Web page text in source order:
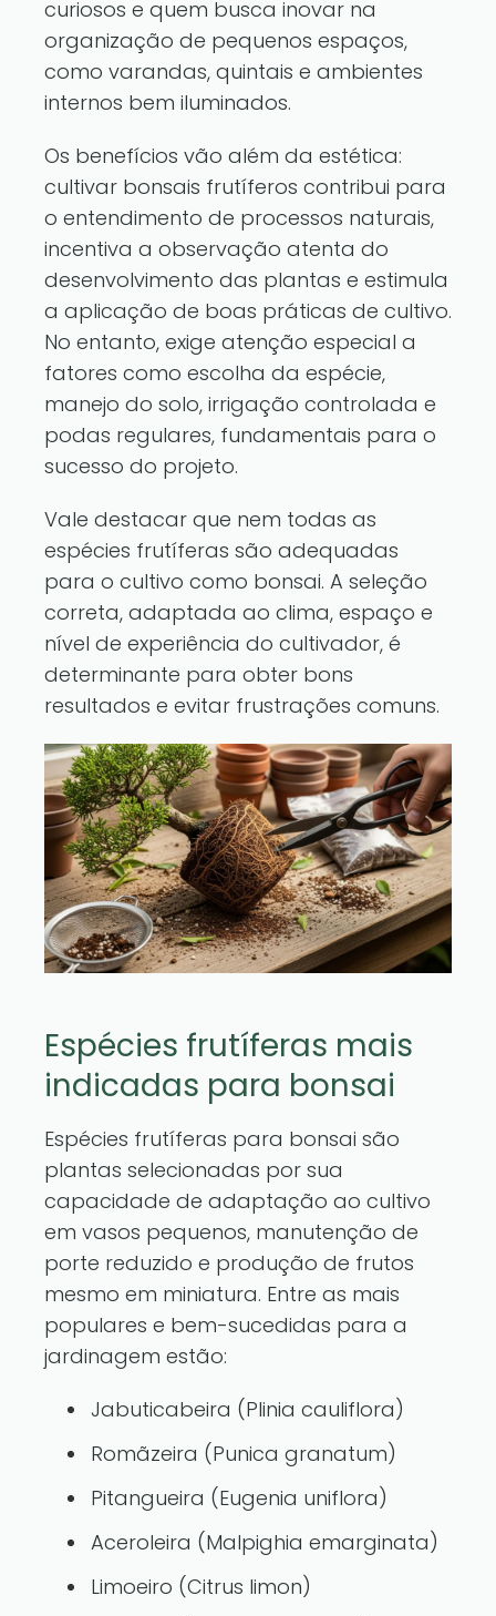
curiosos e quem busca inovar na
organização de pequenos espaços,
como varandas, quintais e ambientes
internos bem iluminados.
Os benefícios vão além da estética:
cultivar bonsais frutíferos contribui para
o entendimento de processos naturais,
incentiva a observação atenta do
desenvolvimento das plantas e estimula
a aplicação de boas práticas de cultivo.
No entanto, exige atenção especial a
fatores como escolha da espécie,
manejo do solo, irrigação controlada e
podas regulares, fundamentais para o
sucesso do projeto.
Vale destacar que nem todas as
espécies frutíferas são adequadas
para o cultivo como bonsai. A seleção
correta, adaptada ao clima, espaço e
nível de experiência do cultivador, é
determinante para obter bons
resultados e evitar frustrações comuns.
Espécies frutíferas mais
indicadas para bonsai
Espécies frutíferas para bonsai são
plantas selecionadas por sua
capacidade de adaptação ao cultivo
em vasos pequenos, manutenção de
porte reduzido e produção de frutos
mesmo em miniatura. Entre as mais
populares e bem-sucedidas para a
jardinagem estão:
Jabuticabeira (Plinia cauliflora)
Romãzeira (Punica granatum)
Pitangueira (Eugenia uniflora)
Aceroleira (Malpighia emarginata)
Limoeiro (Citrus limon)